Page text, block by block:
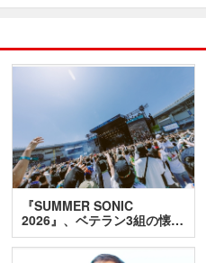
『SUMMER SONIC
2026』、ベテラン3組の懐…